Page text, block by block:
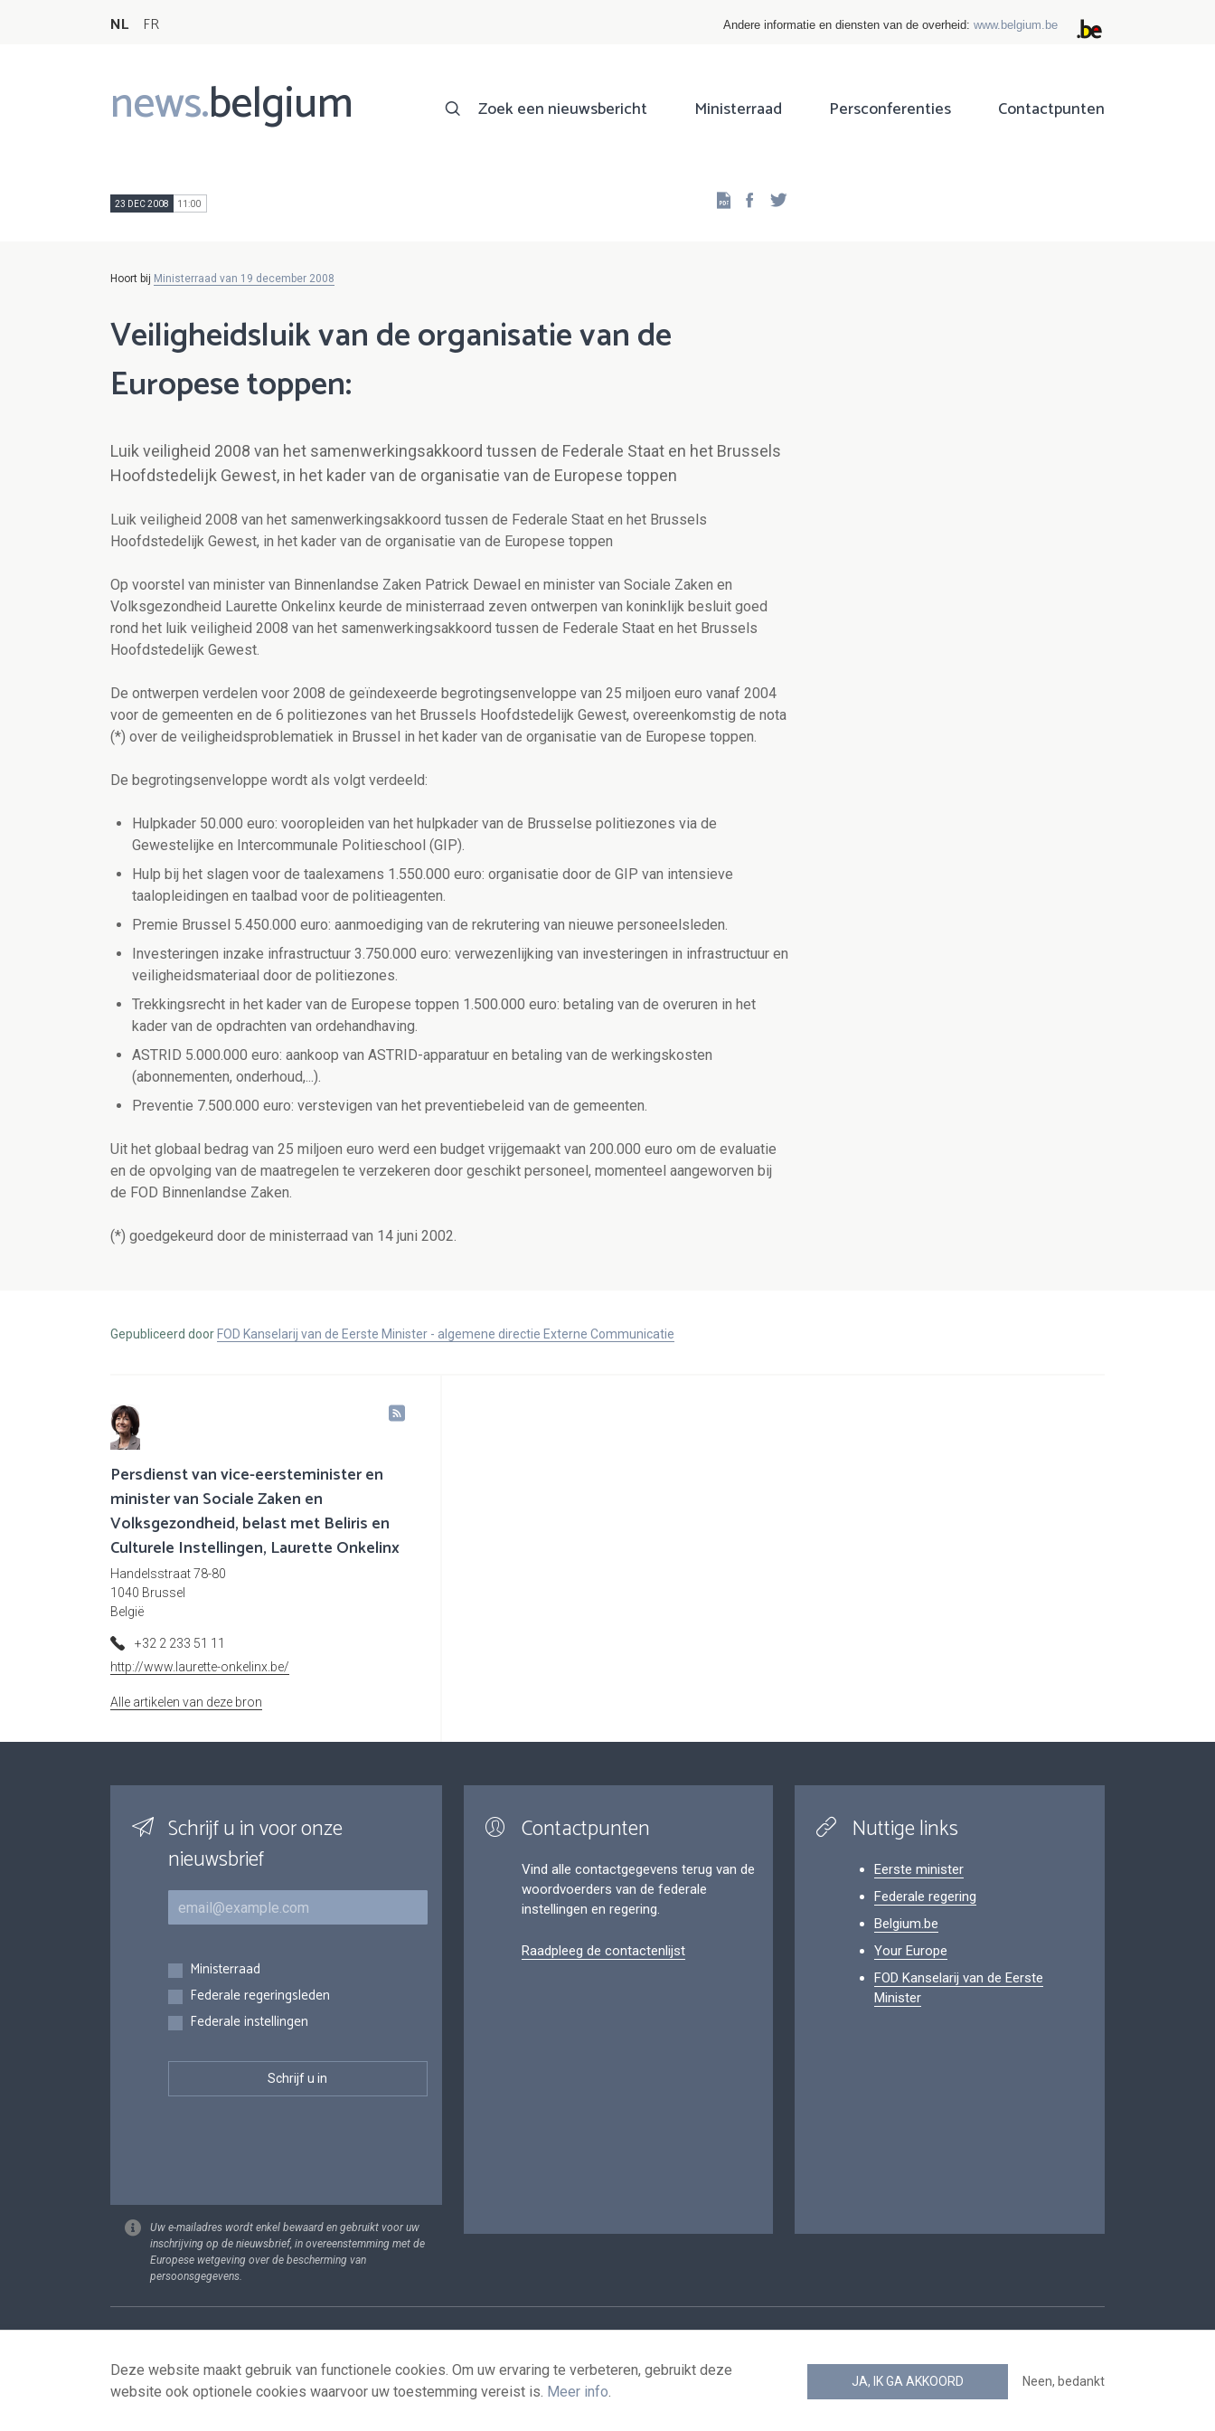
NL FR Andere informatie en diensten van de overheid: www.belgium.be
news.belgium
Main
navigation
Zoek een nieuwsbericht Ministerraad Persconferenties Contactpunten
23 DEC 2008 11:00 Facebook
Hoort bij Ministerraad van 19 december 2008
Veiligheidsluik van de organisatie van de
Europese toppen:
Luik veiligheid 2008 van het samenwerkingsakkoord tussen de Federale Staat en het Brussels
Hoofdstedelijk Gewest, in het kader van de organisatie van de Europese toppen
Luik veiligheid 2008 van het samenwerkingsakkoord tussen de Federale Staat en het Brussels
Hoofdstedelijk Gewest, in het kader van de organisatie van de Europese toppen
Op voorstel van minister van Binnenlandse Zaken Patrick Dewael en minister van Sociale Zaken en
Volksgezondheid Laurette Onkelinx keurde de ministerraad zeven ontwerpen van koninklijk besluit goed
rond het luik veiligheid 2008 van het samenwerkingsakkoord tussen de Federale Staat en het Brussels
Hoofdstedelijk Gewest.
De ontwerpen verdelen voor 2008 de geïndexeerde begrotingsenveloppe van 25 miljoen euro vanaf 2004
voor de gemeenten en de 6 politiezones van het Brussels Hoofdstedelijk Gewest, overeenkomstig de nota
(*) over de veiligheidsproblematiek in Brussel in het kader van de organisatie van de Europese toppen.
De begrotingsenveloppe wordt als volgt verdeeld:
Hulpkader 50.000 euro: vooropleiden van het hulpkader van de Brusselse politiezones via de
Gewestelijke en Intercommunale Politieschool (GIP).
Hulp bij het slagen voor de taalexamens 1.550.000 euro: organisatie door de GIP van intensieve
taalopleidingen en taalbad voor de politieagenten.
Premie Brussel 5.450.000 euro: aanmoediging van de rekrutering van nieuwe personeelsleden.
Investeringen inzake infrastructuur 3.750.000 euro: verwezenlijking van investeringen in infrastructuur en
veiligheidsmateriaal door de politiezones.
Trekkingsrecht in het kader van de Europese toppen 1.500.000 euro: betaling van de overuren in het
kader van de opdrachten van ordehandhaving.
ASTRID 5.000.000 euro: aankoop van ASTRID-apparatuur en betaling van de werkingskosten
(abonnementen, onderhoud,...).
Preventie 7.500.000 euro: verstevigen van het preventiebeleid van de gemeenten.
Uit het globaal bedrag van 25 miljoen euro werd een budget vrijgemaakt van 200.000 euro om de evaluatie
en de opvolging van de maatregelen te verzekeren door geschikt personeel, momenteel aangeworven bij
de FOD Binnenlandse Zaken.
(*) goedgekeurd door de ministerraad van 14 juni 2002.
Gepubliceerd door FOD Kanselarij van de Eerste Minister - algemene directie Externe Communicatie
Persdienst van vice-eersteminister en
minister van Sociale Zaken en
Volksgezondheid, belast met Beliris en
Culturele Instellingen, Laurette Onkelinx
Handelsstraat 78-80
1040 Brussel
België
+32 2 233 51 11
http://www.laurette-onkelinx.be/
Alle artikelen van deze bron
Schrijf u in voor onze
nieuwsbrief
E-mail
Inschrijvingen
Ministerraad
Federale regeringsleden
Federale instellingen
Uw e-mailadres wordt enkel bewaard en gebruikt voor uw
inschrijving op de nieuwsbrief, in overeenstemming met de
Europese wetgeving over de bescherming van
persoonsgegevens.
Contactpunten
Vind alle contactgegevens terug van de
woordvoerders van de federale
instellingen en regering.
Raadpleeg de contactenlijst
Nuttige links
Eerste minister
Federale regering
Belgium.be
Your Europe
FOD Kanselarij van de Eerste
Minister
Footer
Deze website maakt gebruik van functionele cookies. Om uw ervaring te verbeteren, gebruikt deze
website ook optionele cookies waarvoor uw toestemming vereist is. Meer info.
JA, IK GA AKKOORD Neen, bedankt